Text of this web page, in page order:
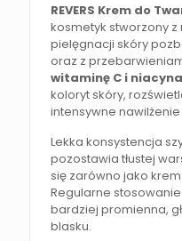
REVERS Krem do
kosmetyk stworzony
pielęgnacji skóry
oraz z
witaminę C i
koloryt skóry,
intensywne
Lekka konsystencja
pozostawia tłustej
się zarówno jako
Regularne
bardziej promienna,
blasku.